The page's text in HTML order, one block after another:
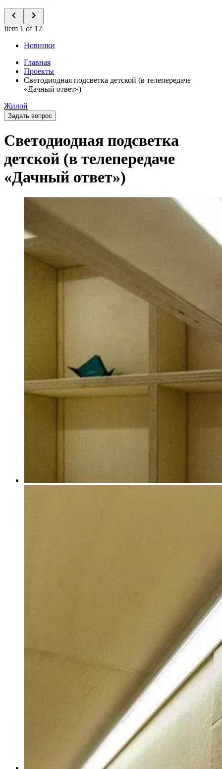
Item 1 of 12
Новинки
Главная
Проекты
Светодиодная подсветка детской (в телепередаче
«Дачный ответ»)
Жилой
Задать вопрос
Светодиодная подсветка
детской (в телепередаче
«Дачный ответ»)